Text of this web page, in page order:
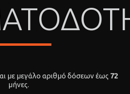
με μεγάλο αριθμό δόσεων έως 72
μήνες.